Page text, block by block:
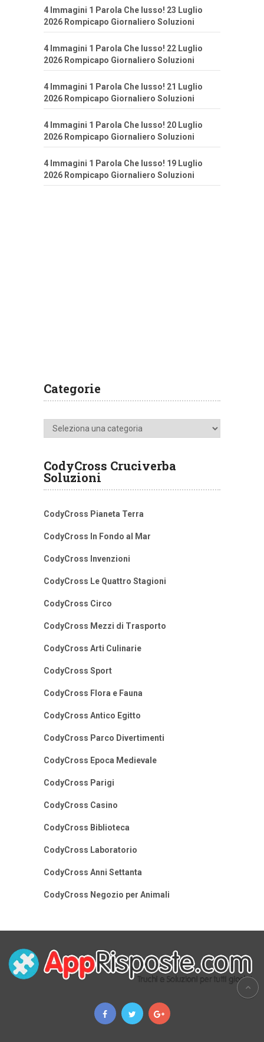
4 Immagini 1 Parola Che lusso! 23 Luglio
2026 Rompicapo Giornaliero Soluzioni
4 Immagini 1 Parola Che lusso! 22 Luglio
2026 Rompicapo Giornaliero Soluzioni
4 Immagini 1 Parola Che lusso! 21 Luglio
2026 Rompicapo Giornaliero Soluzioni
4 Immagini 1 Parola Che lusso! 20 Luglio
2026 Rompicapo Giornaliero Soluzioni
4 Immagini 1 Parola Che lusso! 19 Luglio
2026 Rompicapo Giornaliero Soluzioni
Categorie
Categorie
CodyCross Cruciverba
Soluzioni
CodyCross Pianeta Terra
CodyCross In Fondo al Mar
CodyCross Invenzioni
CodyCross Le Quattro Stagioni
CodyCross Circo
CodyCross Mezzi di Trasporto
CodyCross Arti Culinarie
CodyCross Sport
CodyCross Flora e Fauna
CodyCross Antico Egitto
CodyCross Parco Divertimenti
CodyCross Epoca Medievale
CodyCross Parigi
CodyCross Casino
CodyCross Biblioteca
CodyCross Laboratorio
CodyCross Anni Settanta
CodyCross Negozio per Animali